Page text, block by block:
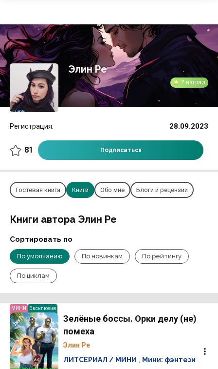
Элин Ре
2 наград
28.09.2023
Регистрация:
81 Подписаться
Гостевая книга Книги Обо мне Блоги и рецензии
Книги автора Элин Ре
Сортировать по
По умолчанию По новинкам По рейтингу
По циклам
МИНИ Эксклюзив
Зелёные боссы. Орки делу (не)
помеха
Элин Ре
ЛИТСЕРИАЛ / МИНИ Мини: фэнтези